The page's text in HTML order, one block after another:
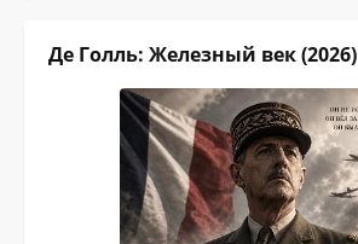
Де Голль: Железный век (2026)